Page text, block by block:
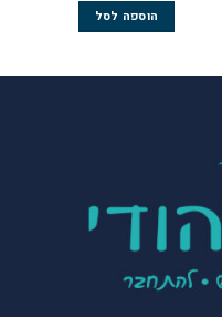
הוספה לסל